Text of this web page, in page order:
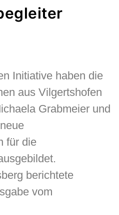
Initiative haben die
aus Vilgertshofen
Grabmeier und
für die
berichtete
vom